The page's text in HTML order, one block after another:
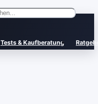
Tests & Kaufberatung